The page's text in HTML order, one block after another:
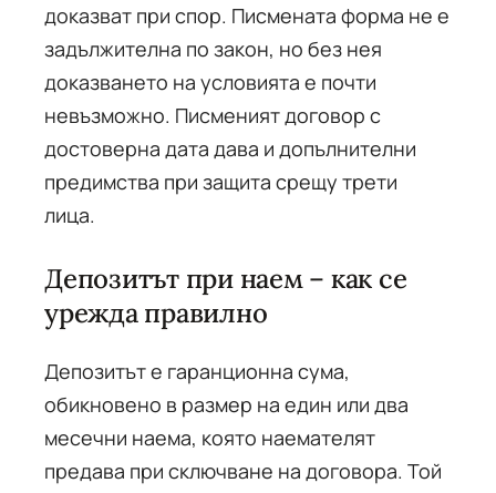
доказват при спор. Писмената форма не е
задължителна по закон, но без нея
доказването на условията е почти
невъзможно. Писменият договор с
достоверна дата дава и допълнителни
предимства при защита срещу трети
лица.
Депозитът при наем – как се
урежда правилно
Депозитът е гаранционна сума,
обикновено в размер на един или два
месечни наема, която наемателят
предава при сключване на договора. Той